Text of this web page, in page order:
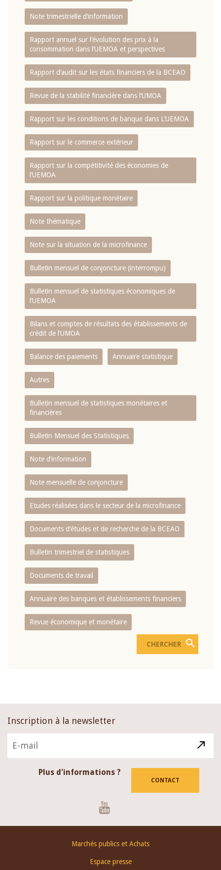
Note trimestrielle d‘information
Rapport annuel sur l‘évolution des prix à la
consommation dans l‘UEMOA et perspectives
Rapport d‘audit sur les états financiers de la BCEAO
Revue de la stabilité financière dans l‘UMOA
Rapport sur les conditions de banque dans L‘UEMOA
Rapport sur le commerce extérieur
Rapport sur la compétitivité des économies de
l‘UEMOA
Rapport sur la politique monétaire
Note thématique
Note sur la situation de la microfinance
Bulletin mensuel de conjoncture (interrompu)
Bulletin mensuel de statistiques économiques de
l‘UEMOA
Bilans et comptes de résultats des établissements de
crédit de l‘UMOA
Balance des paiements Annuaire statistique
Autres
Bulletin mensuel de statistiques monétaires et
financières
Bulletin Mensuel des Statistiques
Note d’information
Note mensuelle de conjoncture
Etudes réalisées dans le secteur de la microfinance
Documents d’études et de recherche de la BCEAO
Bulletin trimestriel de statistiques
Documents de travail
Annuaire des banques et établissements financiers
Revue économique et monétaire
Inscription à la newsletter
Plus d'informations ?
CONTACT
Marchés publics et Achats
Espace presse